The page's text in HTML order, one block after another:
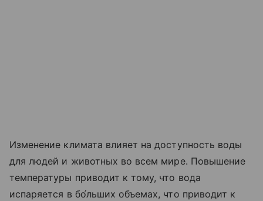
Изменение климата влияет на доступность воды
для людей и животных во всем мире. Повышение
температуры приводит к тому, что вода
испаряется в бо́льших объемах, что приводит к